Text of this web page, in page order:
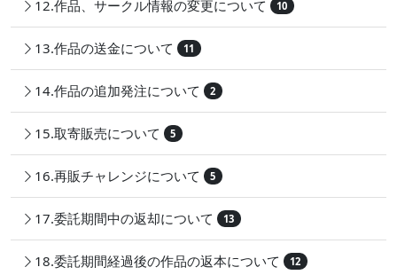
12.作品、サークル情報の変更について 10
13.作品の送金について 11
14.作品の追加発注について 2
15.取寄販売について 5
16.再販チャレンジについて 5
17.委託期間中の返却について 13
18.委託期間経過後の作品の返本について 12